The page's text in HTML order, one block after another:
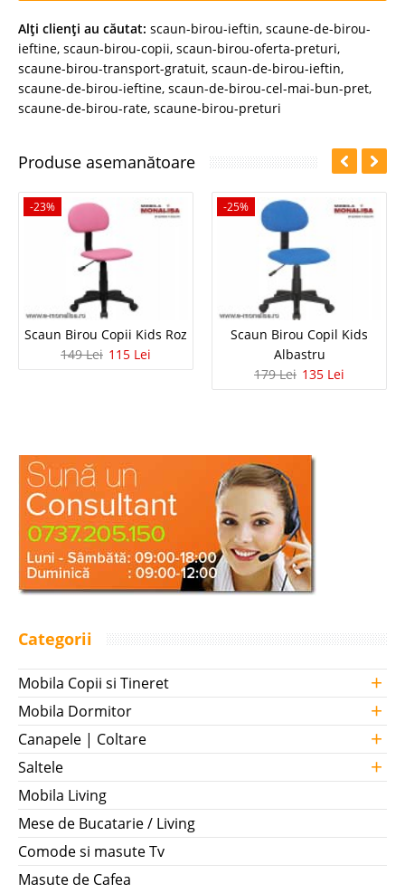
Alţi clienţi au căutat: scaun-birou-ieftin, scaune-de-birou-
ieftine, scaun-birou-copii, scaun-birou-oferta-preturi,
scaune-birou-transport-gratuit, scaun-de-birou-ieftin,
scaune-de-birou-ieftine, scaun-de-birou-cel-mai-bun-pret,
scaune-de-birou-rate, scaune-birou-preturi
Produse asemanătoare
-23%
Scaun Birou Copii Kids Roz
149 Lei 115 Lei
-25%
Scaun Birou Copil Kids
Albastru
179 Lei 135 Lei
Categorii
Mobila Copii si Tineret +
Mobila Dormitor +
Canapele | Coltare +
Saltele +
Mobila Living
Mese de Bucatarie / Living
Comode si masute Tv
Masute de Cafea